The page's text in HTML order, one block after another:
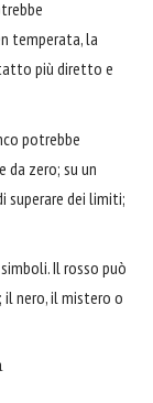
temperata, la
più diretto e
potrebbe
da zero; su un
superare dei limiti;
Il rosso può
il nero, il mistero o